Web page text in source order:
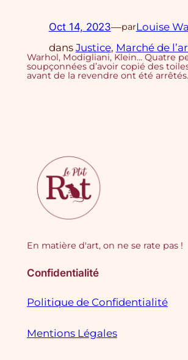
Oct 14, 2023—parLouise
dans Justice, Marché de
Warhol, Modigliani, Klein… Quatre
soupçonnées d’avoir copié des
avant de la revendre ont été arrêtés.
En matière d'art, on ne se rate pas !
Confidentialité
Politique de Confidentialité
Mentions Légales